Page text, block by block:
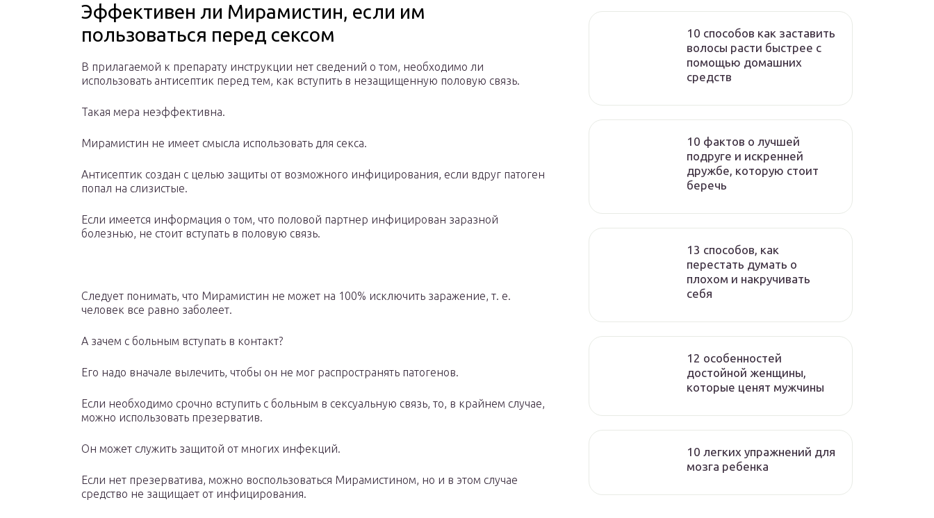
Эффективен ли Мирамистин, если им
пользоваться перед сексом
В прилагаемой к препарату инструкции нет сведений о том, необходимо ли
использовать антисептик перед тем, как вступить в незащищенную половую связь.
Такая мера неэффективна.
Мирамистин не имеет смысла использовать для секса.
Антисептик создан с целью защиты от возможного инфицирования, если вдруг патоген
попал на слизистые.
Если имеется информация о том, что половой партнер инфицирован заразной
болезнью, не стоит вступать в половую связь.
Следует понимать, что Мирамистин не может на 100% исключить заражение, т. е.
человек все равно заболеет.
А зачем с больным вступать в контакт?
Его надо вначале вылечить, чтобы он не мог распространять патогенов.
Если необходимо срочно вступить с больным в сексуальную связь, то, в крайнем случае,
можно использовать презерватив.
Он может служить защитой от многих инфекций.
Если нет презерватива, можно воспользоваться Мирамистином, но и в этом случае
средство не защищает от инфицирования.
10 способов как заставить
волосы расти быстрее с
помощью домашних
средств
10 фактов о лучшей
подруге и искренней
дружбе, которую стоит
беречь
13 способов, как
перестать думать о
плохом и накручивать
себя
12 особенностей
достойной женщины,
которые ценят мужчины
10 легких упражнений для
мозга ребенка